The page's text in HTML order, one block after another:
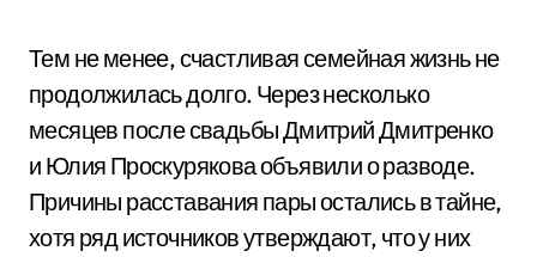
Тем не менее, счастливая семейная жизнь не
продолжилась долго. Через несколько
месяцев после свадьбы Дмитрий Дмитренко
и Юлия Проскурякова объявили о разводе.
Причины расставания пары остались в тайне,
хотя ряд источников утверждают, что у них